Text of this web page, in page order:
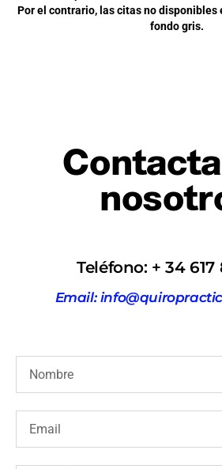
Por el contrario, las citas no disponibles
fondo gris.
Teléfono: + 34 617
Email: